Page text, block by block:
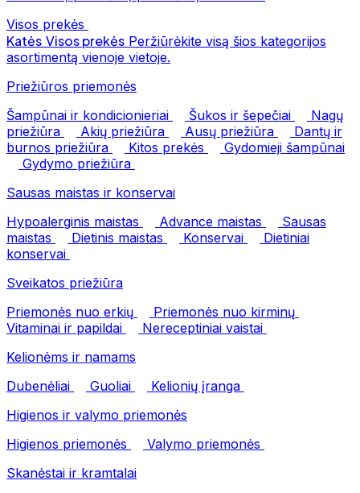
Visos prekės
Katės Visos prekės Peržiūrėkite visą šios kategorijos
asortimentą vienoje vietoje.
Priežiūros priemonės
Šampūnai ir kondicionieriai
Šukos ir šepečiai
Nagų
priežiūra
Akių priežiūra Ausų priežiūra
Dantų ir
burnos priežiūra
Kitos prekės
Gydomieji šampūnai
Gydymo priežiūra
Sausas maistas ir konservai
Hypoalerginis maistas
Advance maistas
Sausas
maistas
Dietinis maistas Konservai
Dietiniai
konservai
Sveikatos priežiūra
Priemonės nuo erkių
Priemonės nuo kirminų
Vitaminai ir papildai
Nereceptiniai vaistai
Kelionėms ir namams
Dubenėliai
Guoliai
Kelionių įranga
Higienos ir valymo priemonės
Higienos priemonės
Valymo priemonės
Skanėstai ir kramtalai